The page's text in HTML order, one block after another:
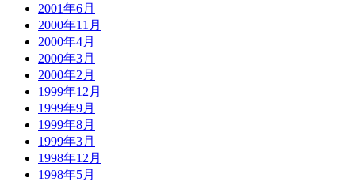
2001年6月
2000年11月
2000年4月
2000年3月
2000年2月
1999年12月
1999年9月
1999年8月
1999年3月
1998年12月
1998年5月